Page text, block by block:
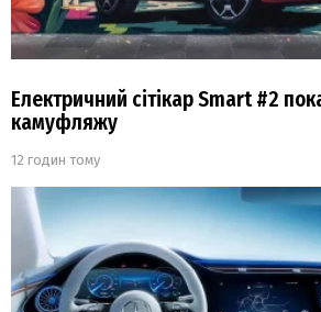
Електричний сітікар Smart #2
камуфляжу
12 годин тому